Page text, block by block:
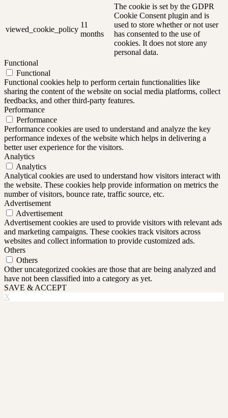
viewed_cookie_policy
11
months
The cookie is set by the GDPR
Cookie Consent plugin and is
used to store whether or not user
has consented to the use of
cookies. It does not store any
personal data.
Functional
Functional
Functional cookies help to perform certain functionalities like
sharing the content of the website on social media platforms, collect
feedbacks, and other third-party features.
Performance
Performance
Performance cookies are used to understand and analyze the key
performance indexes of the website which helps in delivering a
better user experience for the visitors.
Analytics
Analytics
Analytical cookies are used to understand how visitors interact with
the website. These cookies help provide information on metrics the
number of visitors, bounce rate, traffic source, etc.
Advertisement
Advertisement
Advertisement cookies are used to provide visitors with relevant ads
and marketing campaigns. These cookies track visitors across
websites and collect information to provide customized ads.
Others
Others
Other uncategorized cookies are those that are being analyzed and
have not been classified into a category as yet.
SAVE & ACCEPT
X